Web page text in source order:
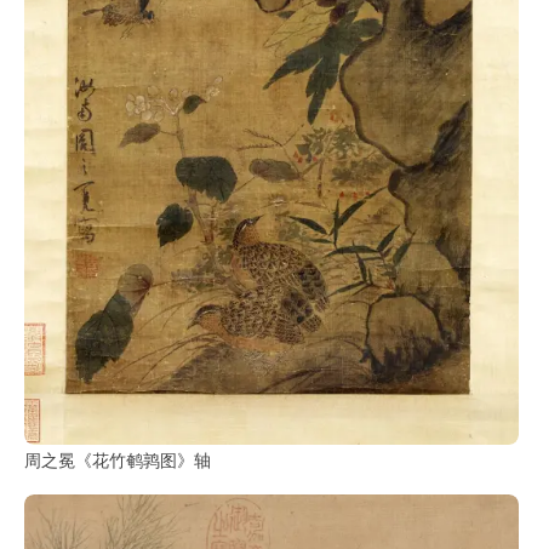
周之冕《花竹鹌鹑图》轴